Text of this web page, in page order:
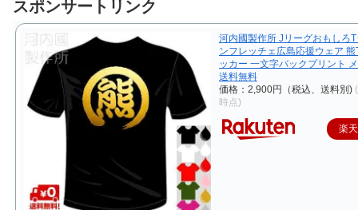
スポンサートリンク
河内國製作所 Jリーグおもしろ
ンフレッチェ広島応援ウェア
ッカー 一文字バックプリント
送料無料
価格：2,900円（税込、送料別)
時点)
楽